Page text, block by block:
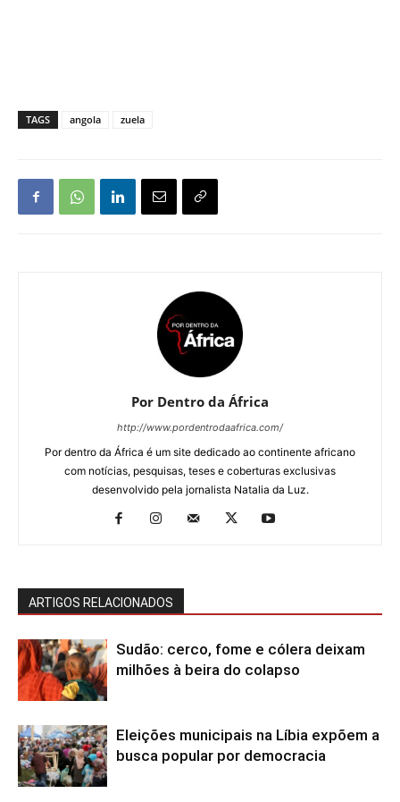
TAGS angola zuela
Por Dentro da África
http://www.pordentrodaafrica.com/
Por dentro da África é um site dedicado ao continente africano
com notícias, pesquisas, teses e coberturas exclusivas
desenvolvido pela jornalista Natalia da Luz.
ARTIGOS RELACIONADOS
Sudão: cerco, fome e cólera deixam
milhões à beira do colapso
Eleições municipais na Líbia expõem a
busca popular por democracia